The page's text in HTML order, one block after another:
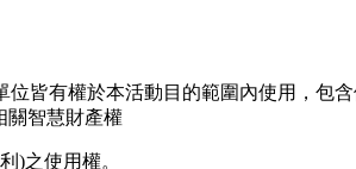
皆有權於本活動目的範圍內使用，包
關智慧財產權
)之使用權。